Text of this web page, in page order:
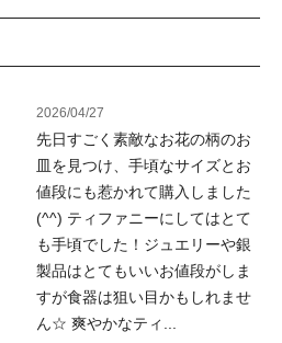
2026/04/27
先日すごく素敵なお花の柄のお
皿を見つけ、手頃なサイズとお
値段にも惹かれて購入しました
(^^) ティファニーにしてはとて
も手頃でした！ジュエリーや銀
製品はとてもいいお値段がしま
すが食器は狙い目かもしれませ
ん☆ 爽やかなティ...